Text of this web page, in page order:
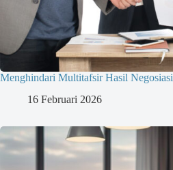
Menghindari Multitafsir Hasil Negosiasi
16 Februari 2026